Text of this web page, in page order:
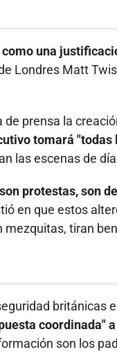
una
Londres Matt
prensa la
tomará "todas
las escenas de
protestas, son
en que estos
tiran
británicas
coordinada"
son los